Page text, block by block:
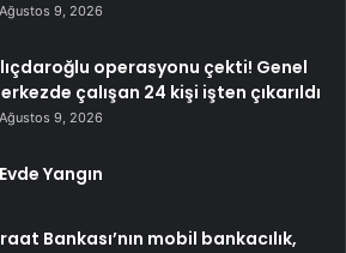
Ağustos 9, 2026
operasyonu çekti! Genel
çalışan 24 kişi işten çıkarıldı
Ağustos 9, 2026
Yangın
Bankası’nın mobil bankacılık,